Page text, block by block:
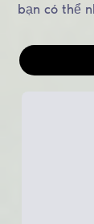
bạn có thể